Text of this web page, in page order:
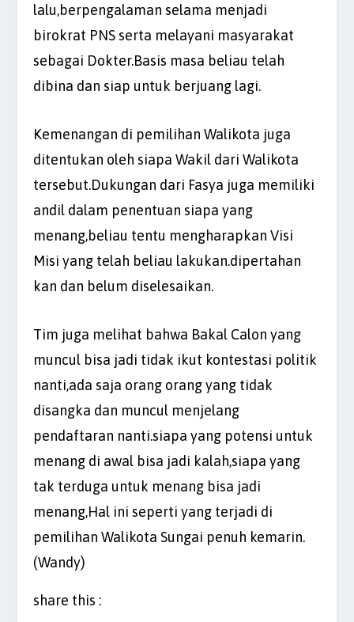
lalu,berpengalaman selama menjadi
birokrat PNS serta melayani masyarakat
sebagai Dokter.Basis masa beliau telah
dibina dan siap untuk berjuang lagi.
Kemenangan di pemilihan Walikota juga
ditentukan oleh siapa Wakil dari Walikota
tersebut.Dukungan dari Fasya juga memiliki
andil dalam penentuan siapa yang
menang,beliau tentu mengharapkan Visi
Misi yang telah beliau lakukan.dipertahan
kan dan belum diselesaikan.
Tim juga melihat bahwa Bakal Calon yang
muncul bisa jadi tidak ikut kontestasi politik
nanti,ada saja orang orang yang tidak
disangka dan muncul menjelang
pendaftaran nanti.siapa yang potensi untuk
menang di awal bisa jadi kalah,siapa yang
tak terduga untuk menang bisa jadi
menang,Hal ini seperti yang terjadi di
pemilihan Walikota Sungai penuh kemarin.
(Wandy)
share this :